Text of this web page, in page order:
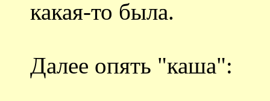
какая-то была.
Далее опять "каша":